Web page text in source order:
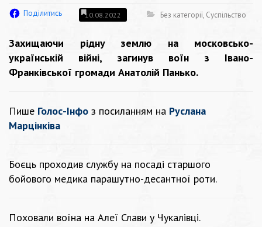
Поділитись 10.08.2022 Без категорії, Суспільство
Захищаючи рідну землю на московсько-
українській війні, загинув воїн з Івано-
Франківської громади Анатолій Панько.
Пише Голос-Інфо з посиланням на Руслана
Марцінківа
Боєць проходив службу на посаді старшого
бойового медика парашутно-десантної роти.
Поховали воїна на Алеї Слави у Чукалівці.